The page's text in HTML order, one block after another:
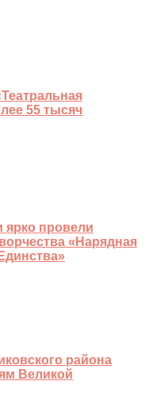
55 тысяч
провели
«Нарядная
района
Великой